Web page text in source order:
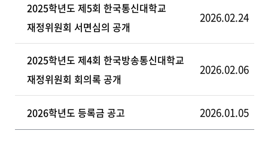
2025학년도 제5회 한국통신대학교
재정위원회 서면심의 공개
2026.02.24
2025학년도 제4회 한국방송통신대학교
재정위원회 회의록 공개
2026.02.06
2026학년도 등록금 공고 2026.01.05